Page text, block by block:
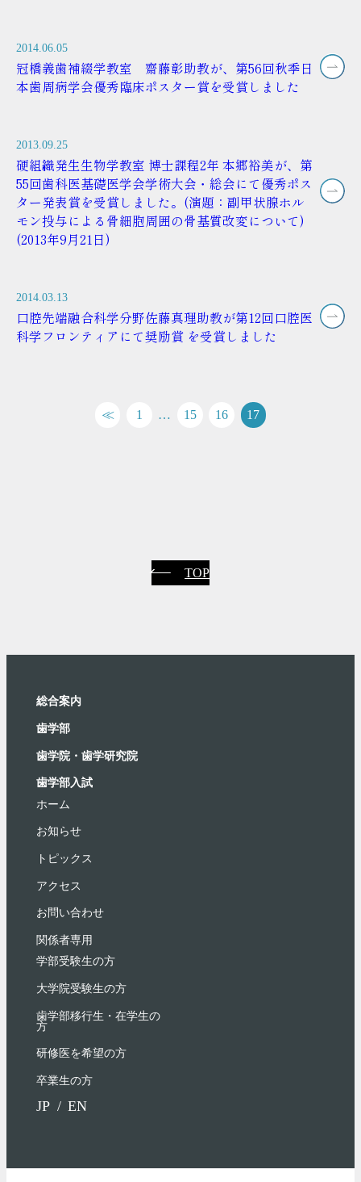
2014.06.05
冠橋義歯補綴学教室 齋藤彰助教が、第56回秋季日
本歯周病学会優秀臨床ポスター賞を受賞しました
2013.09.25
硬組織発生生物学教室 博士課程2年 本郷裕美が、第
55回歯科医基礎医学会学術大会・総会にて優秀ポス
ター発表賞を受賞しました。(演題：副甲状腺ホル
モン投与による骨細胞周囲の骨基質改変について)
(2013年9月21日)
2014.03.13
口腔先端融合科学分野佐藤真理助教が第12回口腔医
科学フロンティアにて奨励賞 を受賞しました
≪ 1 … 15 16 17
TOP
総合案内
⻭学部
歯学院・⻭学研究院
歯学部入試
ホーム
お知らせ
トピックス
アクセス
お問い合わせ
関係者専用
学部受験⽣の⽅
大学院受験生の方
歯学部移行生・在学⽣の
⽅
研修医を希望の方
卒業生の方
JP EN